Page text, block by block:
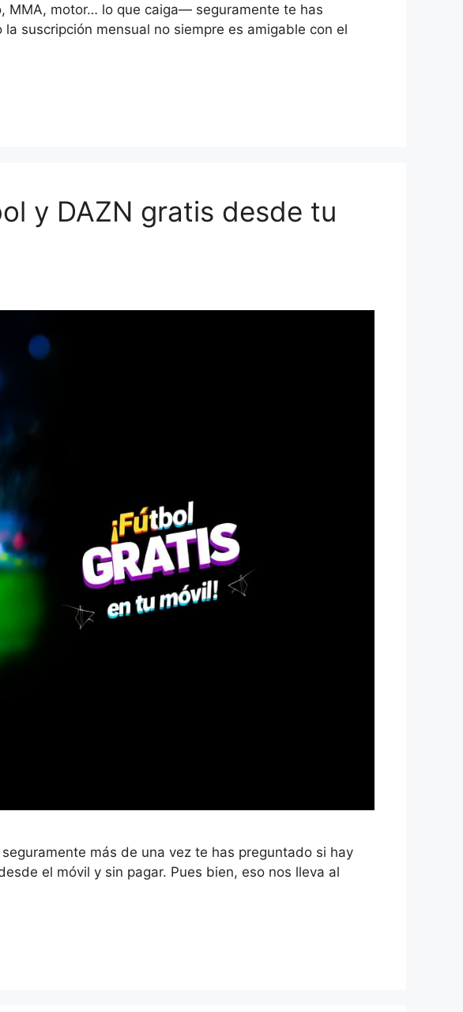
motor… lo que caiga— seguramente te has
suscripción mensual no siempre es amigable con el
y DAZN gratis desde tu
más de una vez te has preguntado si hay
el móvil y sin pagar. Pues bien, eso nos lleva al